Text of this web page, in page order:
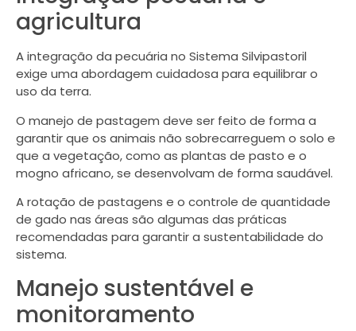
agricultura
A integração da pecuária no Sistema Silvipastoril
exige uma abordagem cuidadosa para equilibrar o
uso da terra.
O manejo de pastagem deve ser feito de forma a
garantir que os animais não sobrecarreguem o solo e
que a vegetação, como as plantas de pasto e o
mogno africano, se desenvolvam de forma saudável.
A rotação de pastagens e o controle de quantidade
de gado nas áreas são algumas das práticas
recomendadas para garantir a sustentabilidade do
sistema.
Manejo sustentável e
monitoramento